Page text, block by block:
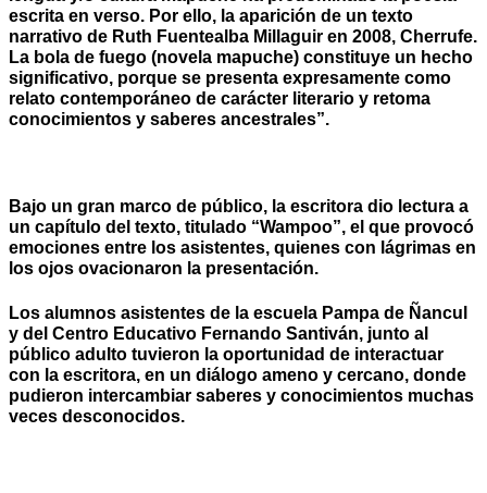
escrita en verso. Por ello, la aparición de un texto
narrativo de Ruth Fuentealba Millaguir en 2008, Cherrufe.
La bola de fuego (novela mapuche) constituye un hecho
significativo, porque se presenta expresamente como
relato contemporáneo de carácter literario y retoma
conocimientos y saberes ancestrales”.
Bajo un gran marco de público, la escritora dio lectura a
un capítulo del texto, titulado “Wampoo”, el que provocó
emociones entre los asistentes, quienes con lágrimas en
los ojos ovacionaron la presentación.
Los alumnos asistentes de la escuela Pampa de Ñancul
y del Centro Educativo Fernando Santiván, junto al
público adulto tuvieron la oportunidad de interactuar
con la escritora, en un diálogo ameno y cercano, donde
pudieron intercambiar saberes y conocimientos muchas
veces desconocidos.